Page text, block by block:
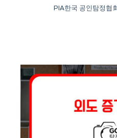
PIA한국 공인탐정협